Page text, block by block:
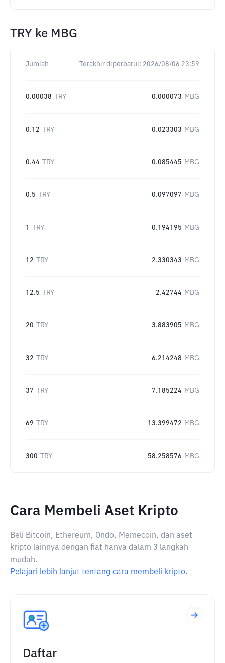
TRY ke MBG
Jumlah Terakhir diperbarui: 2026/08/06 23:59
0.00038 TRY 0.000073 MBG
0.12 TRY 0.023303 MBG
0.44 TRY 0.085445 MBG
0.5 TRY 0.097097 MBG
1 TRY 0.194195 MBG
12 TRY 2.330343 MBG
12.5 TRY 2.42744 MBG
20 TRY 3.883905 MBG
32 TRY 6.214248 MBG
37 TRY 7.185224 MBG
69 TRY 13.399472 MBG
300 TRY 58.258576 MBG
Cara Membeli Aset Kripto
Beli Bitcoin, Ethereum, Ondo, Memecoin, dan aset
kripto lainnya dengan fiat hanya dalam 3 langkah
mudah.
Pelajari lebih lanjut tentang cara membeli kripto.
Daftar